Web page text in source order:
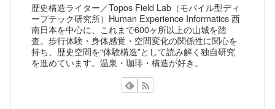
歴史構造ライター／Topos Field Lab（モバイル型ディ
ープテック研究所）Human Experience Informatics 西
南日本を中心に、これまで600ヶ所以上の山城を踏
査。歩行体験・身体感覚・空間変化の関係性に関心を
持ち、歴史空間を“体験構造”として読み解く独自研究
を進めています。温泉・珈琲・構造が好き。